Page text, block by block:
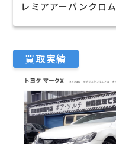
レミアアーバンクロム
買取実績